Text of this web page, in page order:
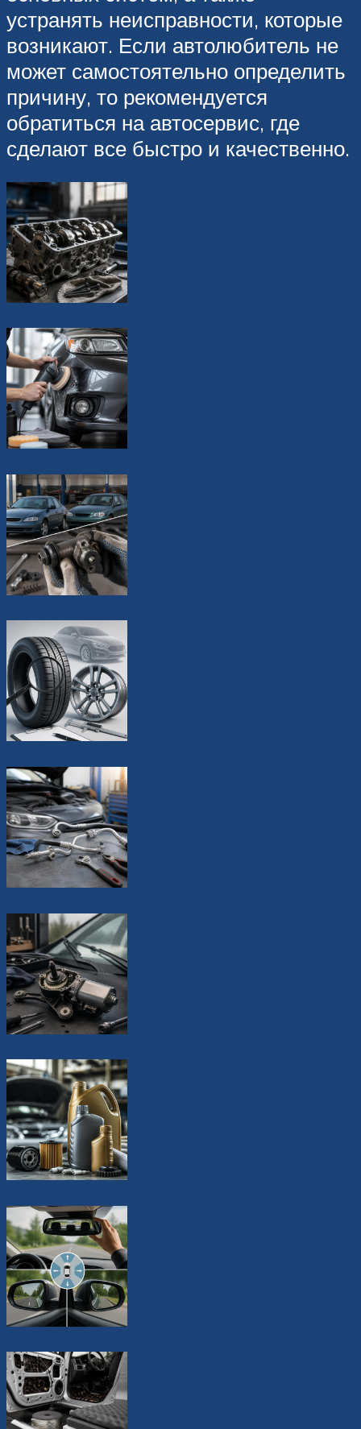
устранять неисправности, которые
возникают. Если автолюбитель не
может самостоятельно определить
причину, то рекомендуется
обратиться на автосервис, где
сделают все быстро и качественно.